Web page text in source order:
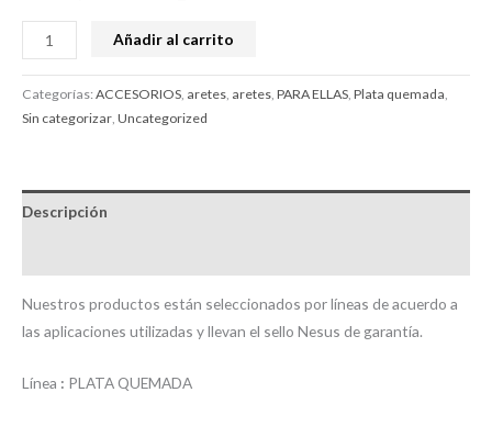
Añadir al carrito
Categorías:ACCESORIOS aretes aretes PARA ELLAS Plata quemada
Sin categorizar Uncategorized
Descripción
Nuestros productos están seleccionados por líneas de acuerdo a
las aplicaciones utilizadas y llevan el sello Nesus de garantía.
Línea : PLATA QUEMADA